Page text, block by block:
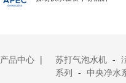
产品中心 | 苏打气泡水机 -
系列 - 中央净水